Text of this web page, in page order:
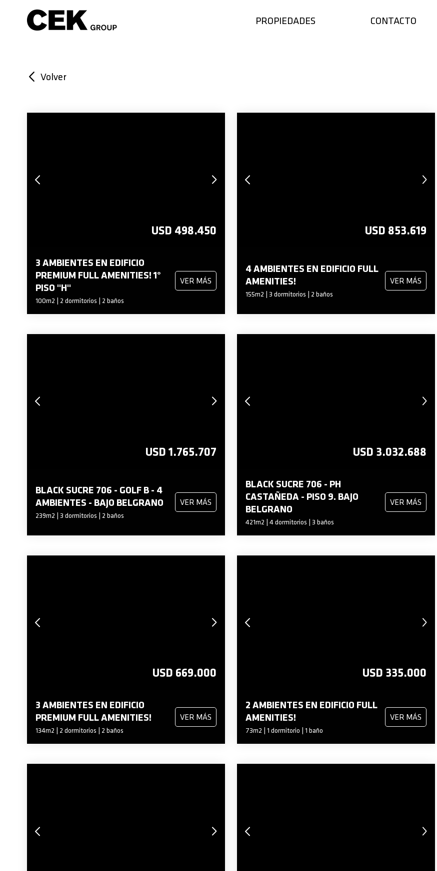
PROPIEDADES CONTACTO
Volver
USD 498.450
3 AMBIENTES EN EDIFICIO
PREMIUM FULL AMENITIES! 1°
PISO "H"
100m2 | 2 dormitorios | 2 baños
VER MÁS
USD 853.619
4 AMBIENTES EN EDIFICIO FULL
AMENITIES!
155m2 | 3 dormitorios | 2 baños
VER MÁS
USD 1.765.707
BLACK SUCRE 706 - GOLF B - 4
AMBIENTES - BAJO BELGRANO
239m2 | 3 dormitorios | 2 baños
VER MÁS
USD 3.032.688
BLACK SUCRE 706 - PH
CASTAÑEDA - PISO 9. BAJO
BELGRANO
421m2 | 4 dormitorios | 3 baños
VER MÁS
USD 669.000
3 AMBIENTES EN EDIFICIO
PREMIUM FULL AMENITIES!
134m2 | 2 dormitorios | 2 baños
VER MÁS
USD 335.000
2 AMBIENTES EN EDIFICIO FULL
AMENITIES!
73m2 | 1 dormitorio | 1 baño
VER MÁS